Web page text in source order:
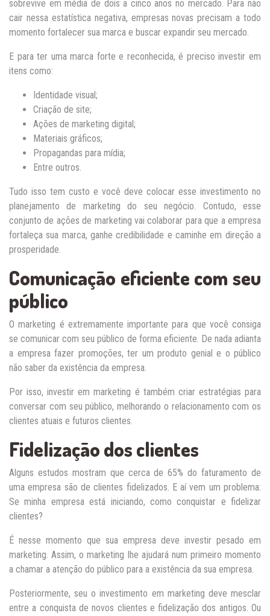
sobrevive em média de dois a cinco anos no mercado. Para não
cair nessa estatística negativa, empresas novas precisam a todo
momento fortalecer sua marca e buscar expandir seu mercado.
E para ter uma marca forte e reconhecida, é preciso investir em
itens como:
Identidade visual;
Criação de site;
Ações de marketing digital;
Materiais gráficos;
Propagandas para mídia;
Entre outros.
Tudo isso tem custo e você deve colocar esse investimento no
planejamento de marketing do seu negócio. Contudo, esse
conjunto de ações de marketing vai colaborar para que a empresa
fortaleça sua marca, ganhe credibilidade e caminhe em direção a
prosperidade.
Comunicação eficiente com seu
público
O marketing é extremamente importante para que você consiga
se comunicar com seu público de forma eficiente. De nada adianta
a empresa fazer promoções, ter um produto genial e o público
não saber da existência da empresa.
Por isso, investir em marketing é também criar estratégias para
conversar com seu público, melhorando o relacionamento com os
clientes atuais e futuros clientes.
Fidelização dos clientes
Alguns estudos mostram que cerca de 65% do faturamento de
uma empresa são de clientes fidelizados. E aí vem um problema:
Se minha empresa está iniciando, como conquistar e fidelizar
clientes?
É nesse momento que sua empresa deve investir pesado em
marketing. Assim, o marketing lhe ajudará num primeiro momento
a chamar a atenção do público para a existência da sua empresa.
Posteriormente, seu o investimento em marketing deve mesclar
entre a conquista de novos clientes e fidelização dos antigos. Ou